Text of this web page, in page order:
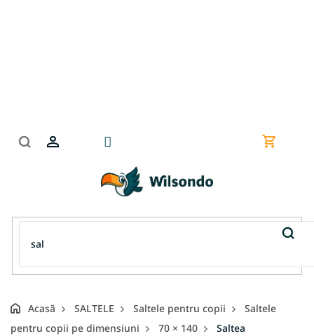
Coş
Acasă SALTELE Saltele pentru copii
Saltele
pentru copii pe dimensiuni
70 × 140
Saltea